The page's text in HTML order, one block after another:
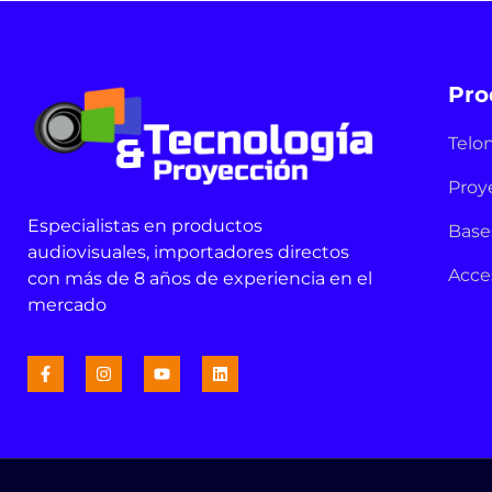
Especialistas en productos
audiovisuales, importadores directos
con más de 8 años de experiencia en el
mercado